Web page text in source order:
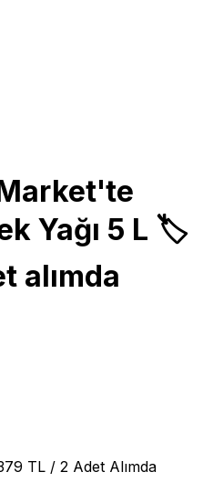
Yağı 5 L 🏷️
alımda
TL / 2 Adet Alımda